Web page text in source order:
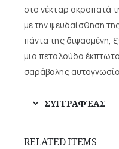
στο νέκταρ ακροπατά
με την ψευδαίσθηση
πάντα της διψασμένη,
μια πεταλούδα
σαράβαλης
ΣΥΓΓΡΑΦΈΑΣ
RELATED ITEMS